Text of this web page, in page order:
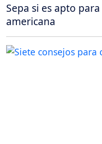
Sepa si es apto
americana